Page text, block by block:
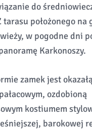
do
położonego na
w pogodne dni
Karkonoszy.
zamek jest
ozdobioną
kostiumem
barokowej